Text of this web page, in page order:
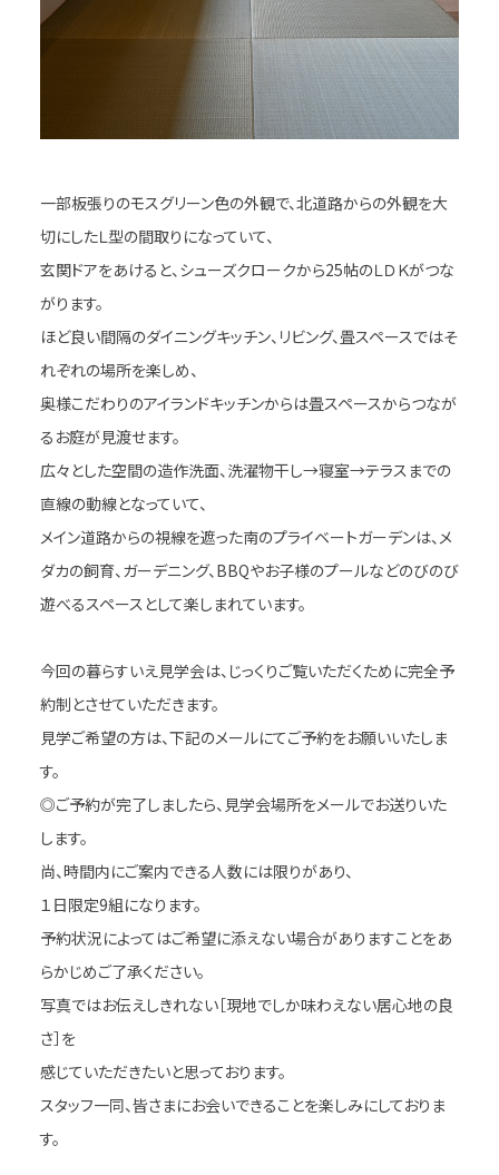
一部板張りのモスグリーン色の外観で、北道路からの外観を大
切にしたＬ型の間取りになっていて、
玄関ドアをあけると、シューズクロークから25帖のＬＤＫがつな
がります。
ほど良い間隔のダイニングキッチン、リビング、畳スペースではそ
れぞれの場所を楽しめ、
奥様こだわりのアイランドキッチンからは畳スペースからつなが
るお庭が見渡せます。
広々とした空間の造作洗面、洗濯物干し→寝室→テラスまでの
直線の動線となっていて、
メイン道路からの視線を遮った南のプライベートガーデンは、メ
ダカの飼育、ガーデニング、BBQやお子様のプールなどのびのび
遊べるスペースとして楽しまれています。
今回の暮らすいえ見学会は、じっくりご覧いただくために完全予
約制とさせていただきます。
見学ご希望の方は、下記のメールにてご予約をお願いいたしま
す。
◎ご予約が完了しましたら、見学会場所をメールでお送りいた
します。
尚、時間内にご案内できる人数には限りがあり、
１日限定9組になります。
予約状況によってはご希望に添えない場合がありますことをあ
らかじめご了承ください。
写真ではお伝えしきれない［現地でしか味わえない居心地の良
さ］を
感じていただきたいと思っております。
スタッフ一同、皆さまにお会いできることを楽しみにしておりま
す。